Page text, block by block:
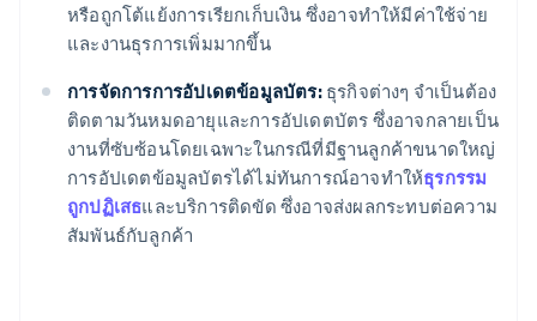
หรือถูกโต้แย้งการเรียกเก็บเงิน ซึ่งอาจทำให้มีค่าใช้จ่าย
และงานธุรการเพิ่มมากขึ้น
การจัดการการอัปเดตข้อมูลบัตร:ธุรกิจต่างๆ จำเป็นต้อง
ติดตามวันหมดอายุและการอัปเดตบัตร ซึ่งอาจกลายเป็น
งานที่ซับซ้อนโดยเฉพาะในกรณีที่มีฐานลูกค้าขนาดใหญ่
การอัปเดตข้อมูลบัตรได้ไม่ทันการณ์อาจทำให้ธุรกรรม
ถูกปฏิเสธและบริการติดขัด ซึ่งอาจส่งผลกระทบต่อความ
สัมพันธ์กับลูกค้า